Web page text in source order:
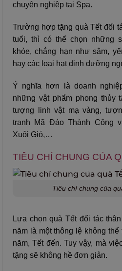
chuyên nghiệp tại Spa.
Trường hợp tặng quà Tết đối
tuổi, thì có thể chọn những
khỏe, chẳng hạn như sâm,
hay các loại hạt dinh dưỡng
Ý nghĩa hơn là doanh
những vật phẩm phong
tượng linh vật mạ vàng,
tranh Mã Đáo Thành Công
Xuôi Gió,…
TIÊU CHÍ CHUNG CỦA
Tiêu chí chung của
Lựa chọn quà Tết đối tác
năm là một thông lệ không
năm, Tết đến. Tuy vậy, mà
tặng sẽ không hề đơn giản.